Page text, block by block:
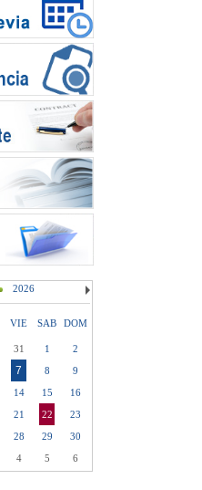
2026
VIE SAB DOM
31 1
2
7 8
9
14 15
16
21 22
23
28 29
30
4 5 6